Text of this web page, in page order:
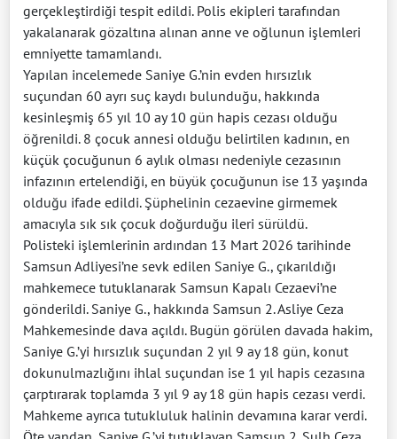
gerçekleştirdiği tespit edildi. Polis ekipleri tarafından
yakalanarak gözaltına alınan anne ve oğlunun işlemleri
emniyette tamamlandı.
Yapılan incelemede Saniye G.’nin evden hırsızlık
suçundan 60 ayrı suç kaydı bulunduğu, hakkında
kesinleşmiş 65 yıl 10 ay 10 gün hapis cezası olduğu
öğrenildi. 8 çocuk annesi olduğu belirtilen kadının, en
küçük çocuğunun 6 aylık olması nedeniyle cezasının
infazının ertelendiği, en büyük çocuğunun ise 13 yaşında
olduğu ifade edildi. Şüphelinin cezaevine girmemek
amacıyla sık sık çocuk doğurduğu ileri sürüldü.
Polisteki işlemlerinin ardından 13 Mart 2026 tarihinde
Samsun Adliyesi’ne sevk edilen Saniye G., çıkarıldığı
mahkemece tutuklanarak Samsun Kapalı Cezaevi’ne
gönderildi. Saniye G., hakkında Samsun 2. Asliye Ceza
Mahkemesinde dava açıldı. Bugün görülen davada hakim,
Saniye G.’yi hırsızlık suçundan 2 yıl 9 ay 18 gün, konut
dokunulmazlığını ihlal suçundan ise 1 yıl hapis cezasına
çarptırarak toplamda 3 yıl 9 ay 18 gün hapis cezası verdi.
Mahkeme ayrıca tutukluluk halinin devamına karar verdi.